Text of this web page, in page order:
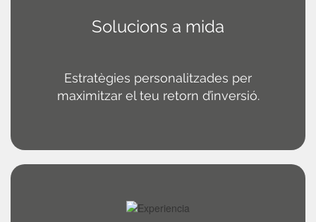
Solucions a mida
Estratègies personalitzades per
maximitzar el teu retorn d’inversió.